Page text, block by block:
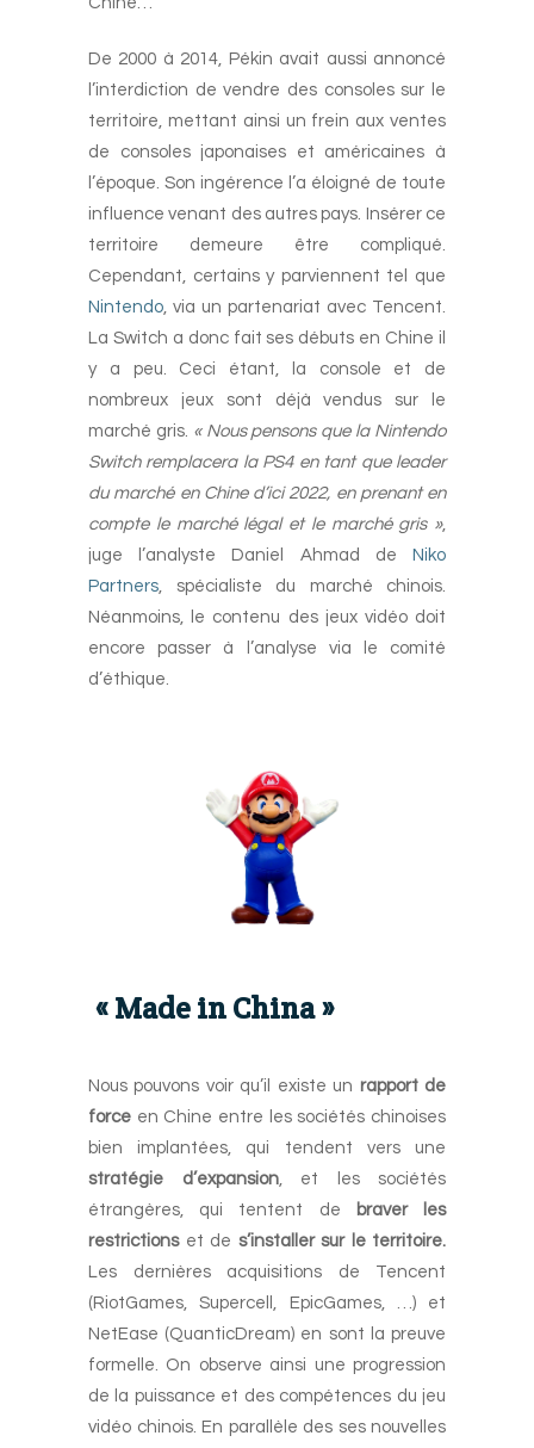
De 2000 à 2014, Pékin avait aussi annoncé
l’interdiction de vendre des consoles sur le
territoire, mettant ainsi un frein aux ventes
de consoles japonaises et américaines à
l’époque. Son ingérence l’a éloigné de toute
influence venant des autres pays. Insérer ce
territoire demeure être compliqué.
Cependant, certains y parviennent tel que
Nintendo , via un partenariat avec Tencent.
La Switch a donc fait ses débuts en Chine il
y a peu. Ceci étant, la console et de
nombreux jeux sont déjà vendus sur le
marché gris. « Nous pensons que la Nintendo
Switch remplacera la PS4 en tant que leader
du marché en Chine d’ici 2022, en prenant en
compte le marché légal et le marché gris »,
juge l’analyste Daniel Ahmad de
Niko
Partners , spécialiste du marché chinois.
Néanmoins, le contenu des jeux vidéo doit
encore passer à l’analyse via le comité
d’éthique.
« Made in China »
Nous pouvons voir qu’il existe un rapport de
force en Chine entre les sociétés chinoises
bien implantées, qui tendent vers une
stratégie d’expansion, et les sociétés
étrangères, qui tentent de
braver les
restrictionset de s’installer sur le territoire.
Les dernières acquisitions de Tencent
(RiotGames, Supercell, EpicGames, …) et
NetEase (QuanticDream) en sont la preuve
formelle. On observe ainsi une progression
de la puissance et des compétences du jeu
vidéo chinois. En parallèle des ses nouvelles